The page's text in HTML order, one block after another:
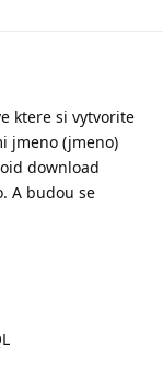
ktere si vytvorite
jmeno (jmeno)
download
A budou se